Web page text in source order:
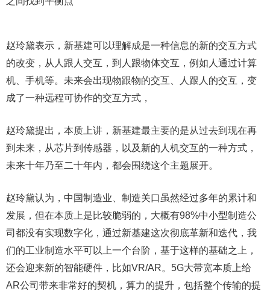
赵玲黛表示，新基建可以理解成是一种信息的新的交互方式
的改变，从人跟人交互，到人跟物体交互，例如人通过计算
机、手机等。未来会出现物跟物的交互、人跟人的交互，变
成了一种远程可协作的交互方式，
赵玲黛提出，本质上讲，新基建最主要的是从过去到现在再
到未来，从芯片到传感器，以及新的人机交互的一种方式，
未来十年乃至二十年内，都会围绕这个主题展开。
赵玲黛认为，中国制造业、制造关口虽然经过多年的累计和
发展，但在本质上是比较脆弱的，大概有98%中小型制造公
司都没有实现数字化，通过新基建这次彻底革新和迭代，我
们的工业制造水平可以上一个台阶，基于这样的基础之上，
还会迎来新的智能硬件，比如VR/AR。5G大带宽本质上给
AR公司带来非常好的契机，算力的提升，包括整个传输的提